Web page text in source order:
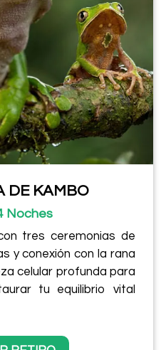
DE KAMBO
Noches
tres ceremonias de
y conexión con la rana
celular profunda para
tu equilibrio vital